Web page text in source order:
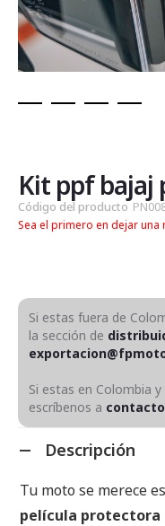
de
la
galería
de
Kit ppf bajaj
Código del producto
Sea el primero en dejar
Si estas fuera de
la sección de
Si estas en Colombia
escríbenos a
Descripción
Tu moto se merece
película protectora